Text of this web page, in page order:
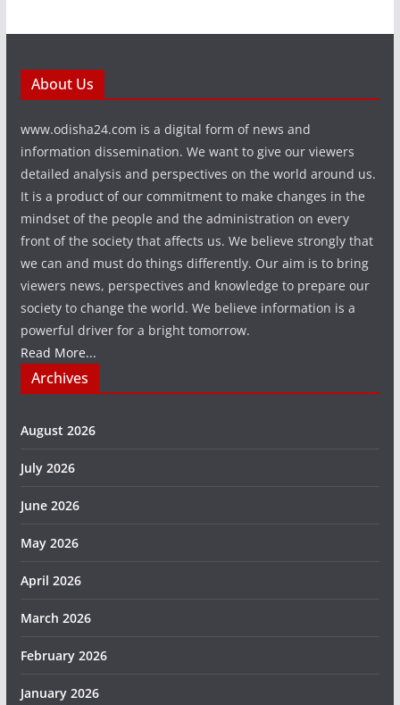
About Us
www.odisha24.com is a digital form of news and
information dissemination. We want to give our viewers
detailed analysis and perspectives on the world around us.
It is a product of our commitment to make changes in the
mindset of the people and the administration on every
front of the society that affects us. We believe strongly that
we can and must do things differently. Our aim is to bring
viewers news, perspectives and knowledge to prepare our
society to change the world. We believe information is a
powerful driver for a bright tomorrow.
Read More...
Archives
August 2026
July 2026
June 2026
May 2026
April 2026
March 2026
February 2026
January 2026